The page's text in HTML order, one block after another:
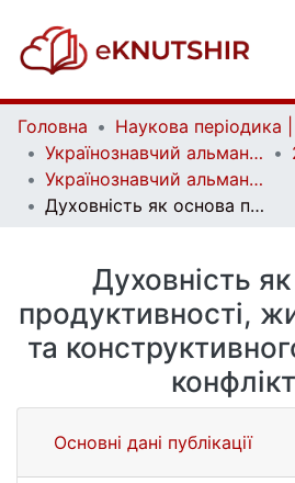
Головна
Українознавчий альманах | Almanac of Ukrainian Studies
Українознавчий альманах. Випуск 37
Духовність як основа продуктивності, життєстійкості та конструктивного вирішення конфліктів
Духовність
продуктивності,
та
Основні дані публікації